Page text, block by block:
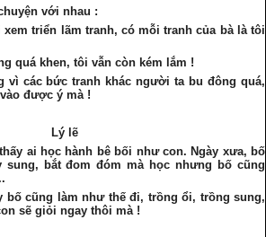
với nhau :
triển lãm tranh, có mỗi tranh của bà là tôi
quá khen, tôi vẫn còn kém lắm !
vì các bức tranh khác người ta bu đông quá,
được ý mà !
Lý lẽ
ai học hành bê bối như con. Ngày xưa, bố
sung, bắt đom đóm mà học nhưng bố cũng
bố cũng làm như thế đi, trồng ổi, trồng sung,
sẽ giỏi ngay thôi mà !